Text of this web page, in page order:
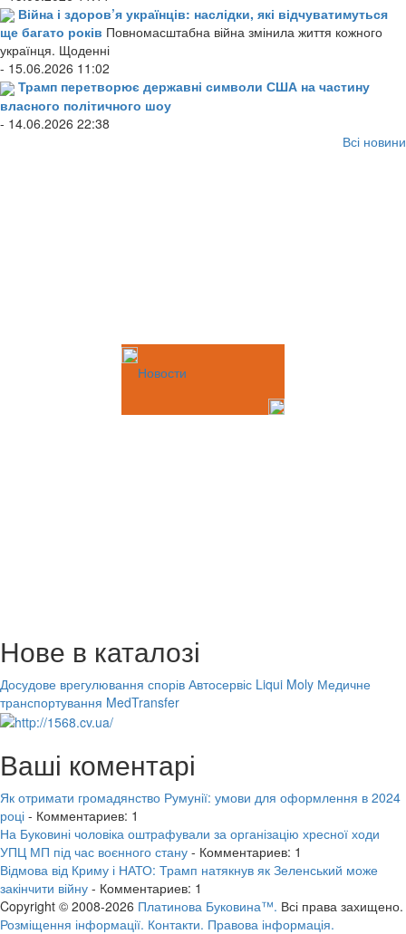
Війна і здоров’я українців: наслідки, які відчуватимуться
ще багато років Повномасштабна війна змінила життя кожного
українця. Щоденні
- 15.06.2026 11:02
Трамп перетворює державні символи США на частину
власного політичного шоу
- 14.06.2026 22:38
Всі новини
Новости
Нове в каталозі
Досудове врегулювання спорів Автосервіс Liqui Moly Медичне
транспортування MedTransfer
Ваші коментарі
Як отримати громадянство Румунії: умови для оформлення в 2024
році - Комментариев: 1
На Буковині чоловіка оштрафували за організацію хресної ходи
УПЦ МП під час воєнного стану - Комментариев: 1
Відмова від Криму і НАТО: Трамп натякнув як Зеленський може
закінчити війну - Комментариев: 1
Copyright © 2008-2026 Платинова Буковина™. Всі права захищено.
Розміщення інформації. Контакти. Правова інформація.